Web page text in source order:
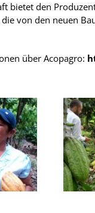
bietet den
von den neuen
über Acopagro: